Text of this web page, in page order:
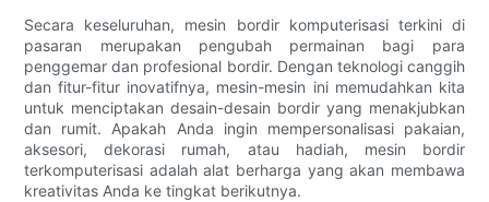
Secara keseluruhan, mesin bordir komputerisasi terkini di
pasaran merupakan pengubah permainan bagi para
penggemar dan profesional bordir. Dengan teknologi canggih
dan fitur-fitur inovatifnya, mesin-mesin ini memudahkan kita
untuk menciptakan desain-desain bordir yang menakjubkan
dan rumit. Apakah Anda ingin mempersonalisasi pakaian,
aksesori, dekorasi rumah, atau hadiah, mesin bordir
terkomputerisasi adalah alat berharga yang akan membawa
kreativitas Anda ke tingkat berikutnya.